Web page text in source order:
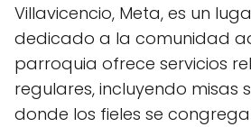
Villavicencio, Meta, es un
dedicado a la comunidad
parroquia ofrece servicios
regulares, incluyendo misas
donde los fieles se